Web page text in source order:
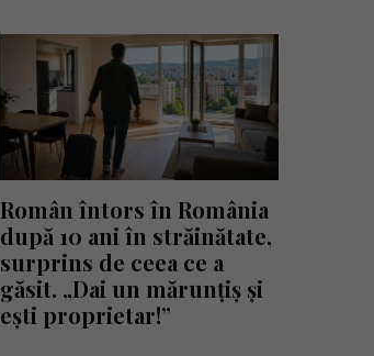
Român întors în România
după 10 ani în străinătate,
surprins de ceea ce a
găsit. „Dai un mărunțiș și
ești proprietar!”